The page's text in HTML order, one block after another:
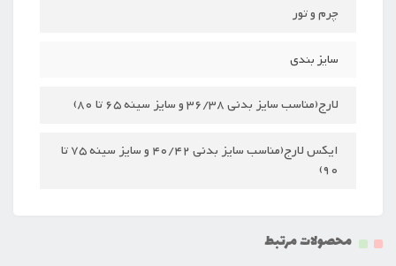
چرم و تور
سایز بندی
لارج(مناسب سایز بدنی 36/38 و سایز سینه 65 تا 80)
ایکس لارج(مناسب سایز بدنی 40/42 و سایز سینه 75 تا
90)
محصولات مرتبط